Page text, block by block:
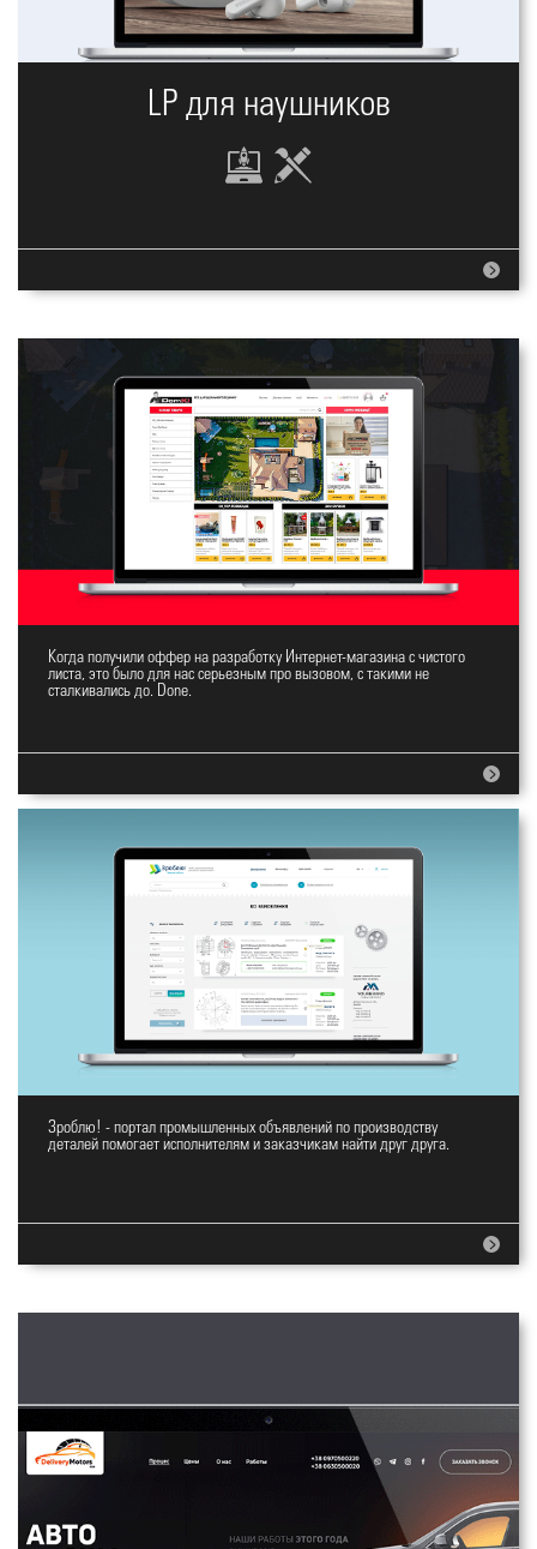
LP для наушников
Топ Интернет-магазин
Когда получили оффер на разработку Интернет-магазина с чистого
листа, это было для нас серьезным про вызовом, с такими не
сталкивались до. Done.
E-commerce портал Зроблю!
Зроблю! - портал промышленных объявлений по производству
деталей помогает исполнителям и заказчикам найти друг друга.